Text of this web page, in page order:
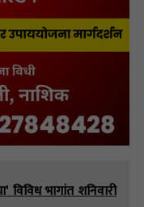
विविध भागांत शनिवारी